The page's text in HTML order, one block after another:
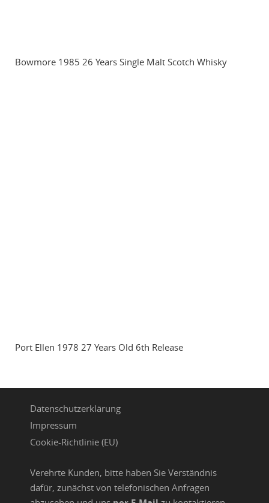
Bowmore 1985 26 Years Single Malt Scotch Whisky
Port Ellen 1978 27 Years Old 6th Release
Datenschutzerklärung
Impressum
Cookie-Richtlinie (EU)
Verehrte Kunden, bitte haben Sie Verständnis
dafür, zunächst von telefonischen Anfragen